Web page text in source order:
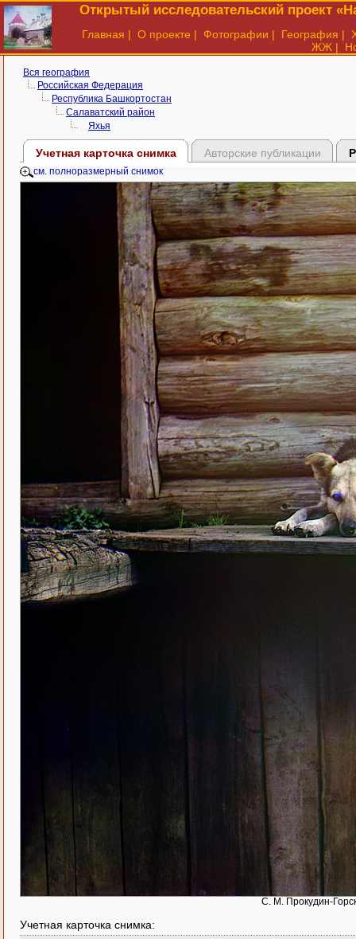
Открытый исследовательский проект
Главная | О проекте | Фотографии | География |
ЖЖ |
Вся география
Российская Федерация
Республика Башкортостан
Салаватский район
Яхья
Учетная карточка снимка Авторские публикации
см. полноразмерный снимок
С. М. Прокудин-
Учетная карточка снимка: